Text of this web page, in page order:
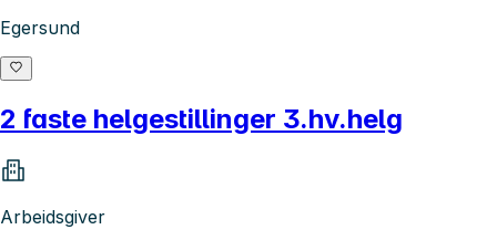
Egersund
2 faste helgestillinger 3.hv.helg
Arbeidsgiver